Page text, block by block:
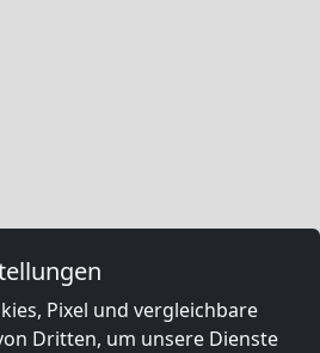
Pixel und vergleichbare
Dritten, um unsere Dienste